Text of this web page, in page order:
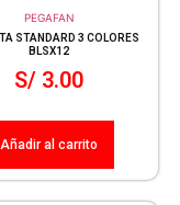
PEGAFAN
STANDARD 3 COLORES
BLSX12
S/ 3.00
Añadir al carrito